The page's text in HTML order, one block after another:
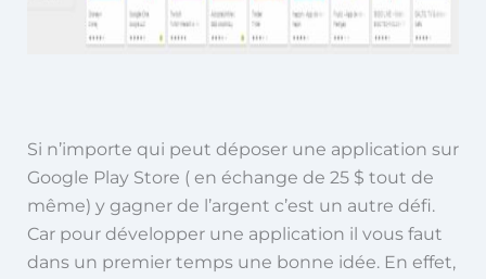
Si n’importe qui peut déposer une application sur
Google Play Store ( en échange de 25 $ tout de
même) y gagner de l’argent c’est un autre défi.
Car pour développer une application il vous faut
dans un premier temps une bonne idée. En effet,